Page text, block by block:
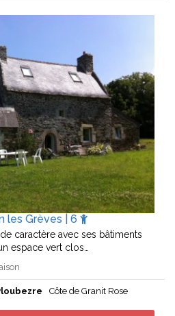
les Grèves | 6
caractère avec ses bâtiments
espace vert clos…
Côte de Granit Rose